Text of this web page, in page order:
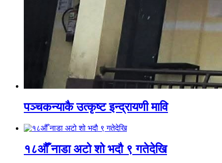
पञ्चकन्याकै उत्कृष्ट इन्द्रायणी मावि
१८औँ नाडा अटो शो भदौ ९ गतेदेखि